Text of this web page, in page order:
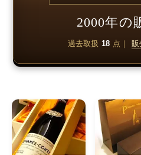
2000年の
過去取扱 18 点｜